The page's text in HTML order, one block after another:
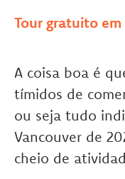
Tour gratuito
A coisa boa é
tímidos de
ou seja tudo
Vancouver de
cheio de